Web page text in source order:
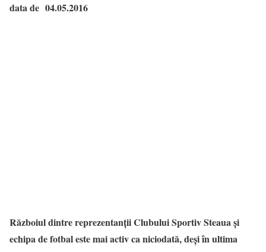
data de 04.05.2016
Războiul dintre reprezentanții Clubului Sportiv Steaua și
echipa de fotbal este mai activ ca niciodată, deși în ultima